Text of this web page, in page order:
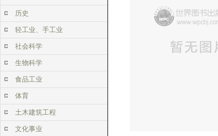
历史
轻工业、手工业
社会科学
生物科学
食品工业
体育
土木建筑工程
文化事业